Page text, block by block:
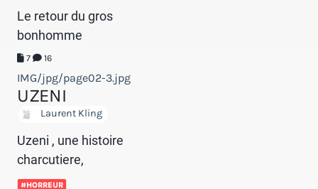
Le retour du gros
bonhomme
7 16
IMG/jpg/page02-3.jpg
UZENI
Laurent Kling
Uzeni , une histoire
charcutiere,
#HORREUR